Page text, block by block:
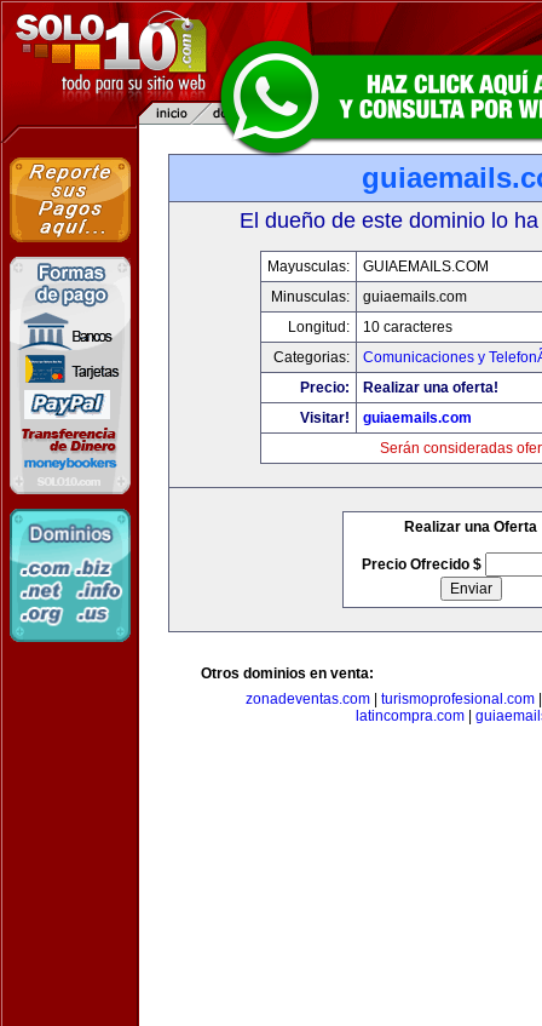
El dueño de este dominio lo
Mayusculas:
GUIAEMAILS.COM
Minusculas:
guiaemails.com
Longitud:
10 caracteres
Categorias:
Comunicaciones y
Precio:
Realizar una oferta!
Visitar!
guiaemails.com
Serán consideradas
Realizar una Oferta
Precio Ofrecido $
Otros dominios en venta:
zonadeventas.com| turismoprofesional.com
latincompra.com|